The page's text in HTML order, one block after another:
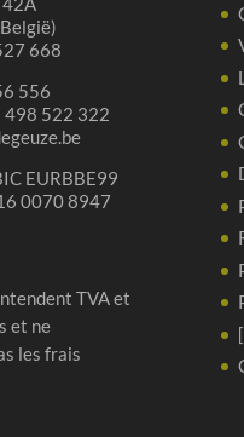
668
556
498 522 322
EURBBE99
0070 8947
TVA et
et ne
les frais